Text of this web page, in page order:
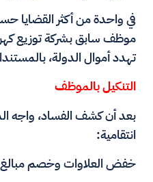
في واحدة من أكثر القضايا
موظف سابق بشركة توزيع
تهدد أموال الدولة،
التنكيل بالموظف
بعد أن كشف الفساد، واجه
انتقامية:
خفض العلاوات وخصم مبالغ